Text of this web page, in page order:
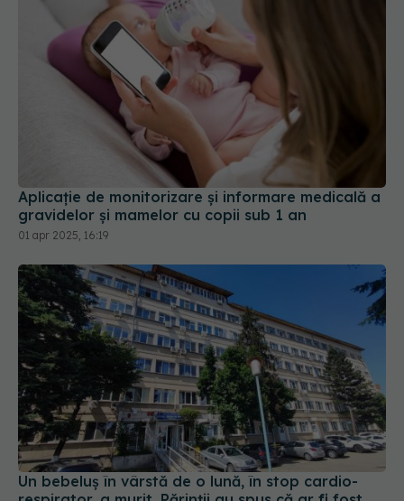
Aplicaţie de monitorizare şi informare medicală a
gravidelor şi mamelor cu copii sub 1 an
01 apr 2025, 16:19
Un bebeluș în vârstă de o lună, în stop cardio-